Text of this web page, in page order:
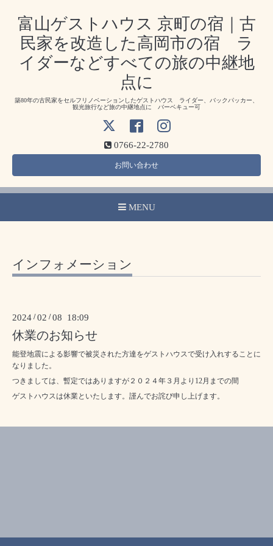
富山ゲストハウス 京町の宿｜古
民家を改造した高岡市の宿 ラ
イダーなどすべての旅の中継地
点に
築80年の古民家をセルフリノベーションしたゲストハウス ライダー、バックパッカー、
観光旅行など旅の中継地点に バーベキュー可
0766-22-2780
お問い合わせ
MENU
インフォメーション
2024 /02 /08 18:09
休業のお知らせ
能登地震による影響で被災された方達をゲストハウスで受け入れすることに
なりました。
つきましては、暫定ではありますが２０２４年３月より12月までの間
ゲストハウスは休業といたします。謹んでお詫び申し上げます。